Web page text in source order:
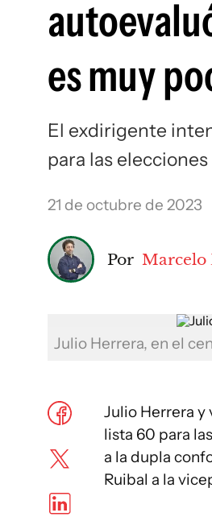
es muy
El exdirigente
para las
21 de octubre de 2023
Por Marcelo
Julio Herrera, en el
Julio Herrera y
lista 60 para
a la dupla
Ruibal a la